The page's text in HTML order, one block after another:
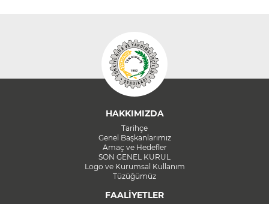
HAKKIMIZDA
Tarihçe
Genel Başkanlarımız
Amaç ve Hedefler
SON GENEL KURUL
Logo ve Kurumsal Kullanım
Tüzüğümüz
FAALİYETLER